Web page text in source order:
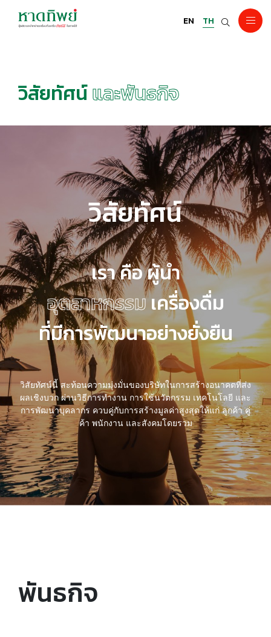
EN TH
วิสัยทัศน์และพันธกิจ
วิสัยทัศน์
เรา คือ ผู้นำ
อุตสาหกรรมเครื่องดื่ม
ที่มีการพัฒนาอย่างยั่งยืน
วิสัยทัศน์นี้ สะท้อนความมุ่งมั่นของบริษัทในการสร้างอนาคตที่ส่ง
ผลเชิงบวก ผ่านวิธีการทำงาน การใช้นวัตกรรม เทคโนโลยี และ
การพัฒนาบุคลากร ควบคู่กับการสร้างมูลค่าสูงสุดให้แก่ ลูกค้า คู่
ค้า พนักงาน และสังคมโดยรวม
พันธกิจ